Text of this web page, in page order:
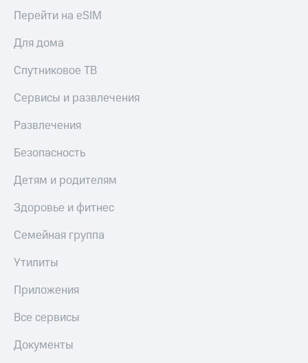
Перейти на eSIM
Для дома
Спутниковое ТВ
Сервисы и развлечения
Развлечения
Безопасность
Детям и родителям
Здоровье и фитнес
Семейная группа
Утилиты
Приложения
Все сервисы
Документы